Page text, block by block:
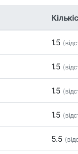
1.5
1.5
1.5
1.5
5.5